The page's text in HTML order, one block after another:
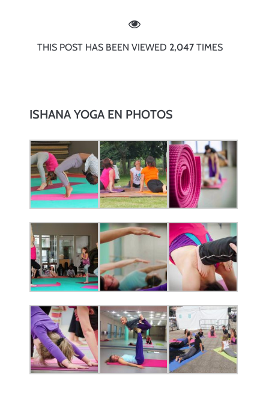
THIS POST HAS BEEN VIEWED 2,047 TIMES
ISHANA YOGA EN PHOTOS